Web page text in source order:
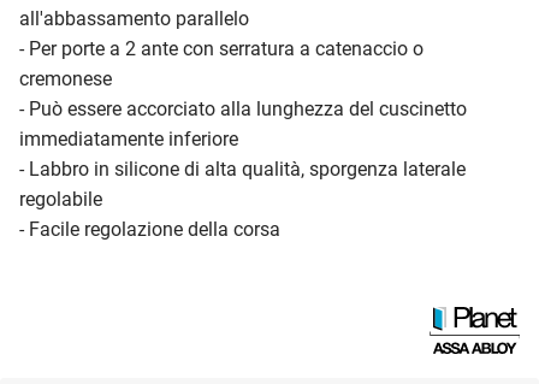
all'abbassamento parallelo
- Per porte a 2 ante con serratura a catenaccio o
cremonese
- Può essere accorciato alla lunghezza del cuscinetto
immediatamente inferiore
- Labbro in silicone di alta qualità, sporgenza laterale
regolabile
- Facile regolazione della corsa